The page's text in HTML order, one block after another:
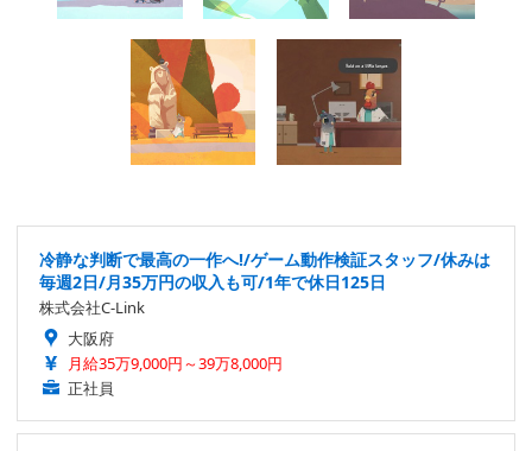
冷静な判断で最高の一作へ!/ゲーム動作検証スタッフ/休みは
毎週2日/月35万円の収入も可/1年で休日125日
株式会社C-Link
大阪府
月給35万9,000円～39万8,000円
正社員